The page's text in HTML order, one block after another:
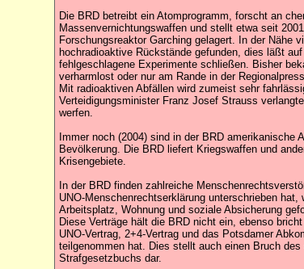
Die BRD betreibt ein Atomprogramm, forscht an
Massenvernichtungswaffen und stellt etwa seit
Forschungsreaktor Garching gelagert. In der Nähe
hochradioaktive Rückstände gefunden, dies läßt
fehlgeschlagene Experimente schließen. Bisher
verharmlost oder nur am Rande in der
Mit radioaktiven Abfällen wird zumeist sehr
Verteidigungsminister Franz Josef Strauss
werfen.
Immer noch (2004) sind in der BRD amerikanische
Bevölkerung. Die BRD liefert Kriegswaffen und
Krisengebiete.
In der BRD finden zahlreiche
UNO-Menschenrechtserklärung unterschrieben
Arbeitsplatz, Wohnung und soziale Absicherung
Diese Verträge hält die BRD nicht ein, ebenso
UNO-Vertrag, 2+4-Vertrag und das Potsdamer
teilgenommen hat. Dies stellt auch einen Bruch
Strafgesetzbuchs dar.